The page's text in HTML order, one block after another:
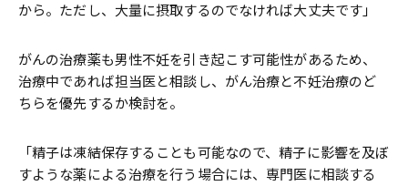
から。ただし、大量に摂取するのでなければ大丈夫です」
がんの治療薬も男性不妊を引き起こす可能性があるため、
治療中であれば担当医と相談し、がん治療と不妊治療のど
ちらを優先するか検討を。
「精子は凍結保存することも可能なので、精子に影響を及ぼ
すような薬による治療を行う場合には、専門医に相談する